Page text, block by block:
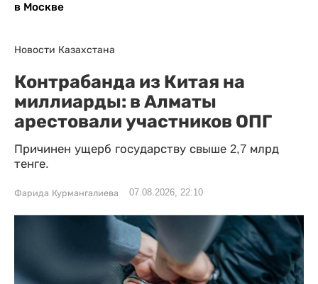
в Москве
Новости Казахстана
Контрабанда из Китая на
миллиарды: в Алматы
арестовали участников ОПГ
Причинен ущерб государству свыше 2,7 млрд
тенге.
Фарида Курмангалиева 07.08.2026, 22:10